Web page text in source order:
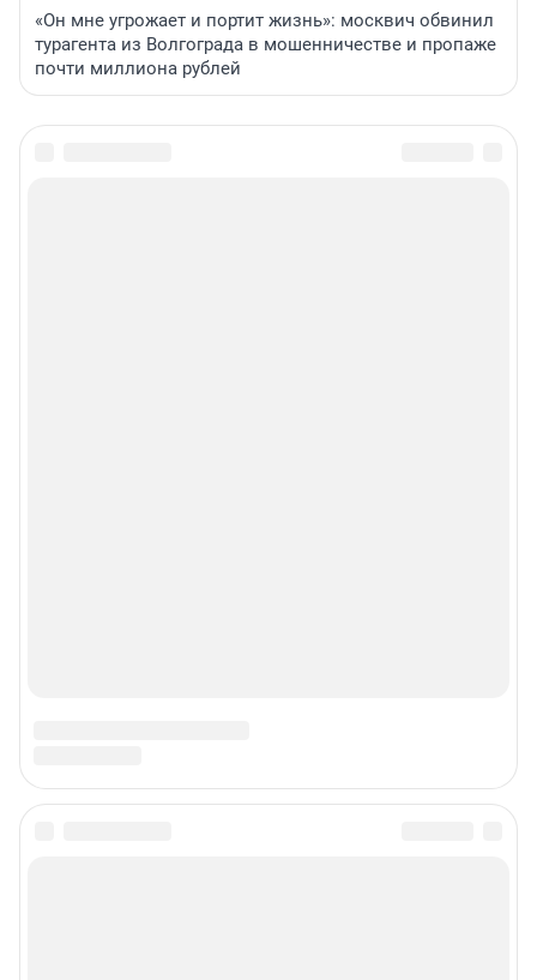
«Он мне угрожает и портит жизнь»: москвич обвинил
турагента из Волгограда в мошенничестве и пропаже
почти миллиона рублей